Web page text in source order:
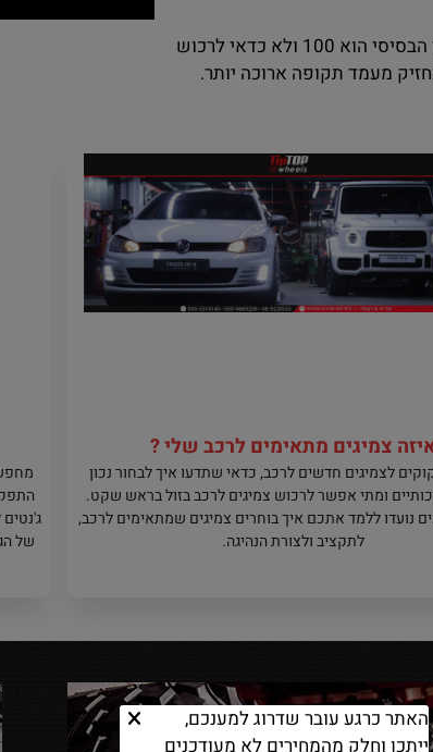
כדאי לרכוש
מעמד תקופה ארוכה יותר.
צמיגים מתאימים לרכב שלי ?
לצמיגים חדשים לרכב, כדאי שתדעו איך לבחור נכון
ומתי אפשר לרכוש צמיגים לרכב בזול בראש שקט.
נועדו ללמד אתכם איך בוחרים צמיגים שמתאימים לרכב,
לתקציב ולצורת הנהיגה.
של
האתר כרגע עובר שדרוג למענכם,
ייתכן וחלק מהמחירים לא מעודכנים